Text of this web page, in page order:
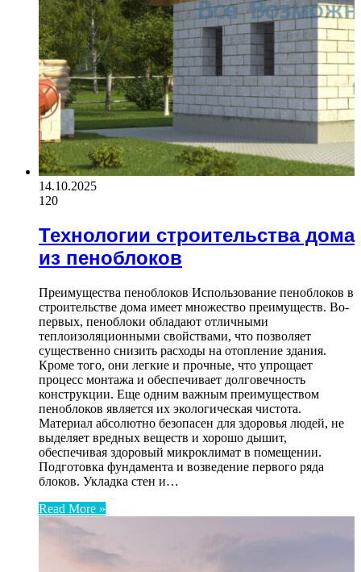
14.10.2025
120
Технологии строительства дома
из пеноблоков
Преимущества пеноблоков Использование пеноблоков в
строительстве дома имеет множество преимуществ. Во-
первых, пеноблоки обладают отличными
теплоизоляционными свойствами, что позволяет
существенно снизить расходы на отопление здания.
Кроме того, они легкие и прочные, что упрощает
процесс монтажа и обеспечивает долговечность
конструкции. Еще одним важным преимуществом
пеноблоков является их экологическая чистота.
Материал абсолютно безопасен для здоровья людей, не
выделяет вредных веществ и хорошо дышит,
обеспечивая здоровый микроклимат в помещении.
Подготовка фундамента и возведение первого ряда
блоков. Укладка стен и…
Read More »